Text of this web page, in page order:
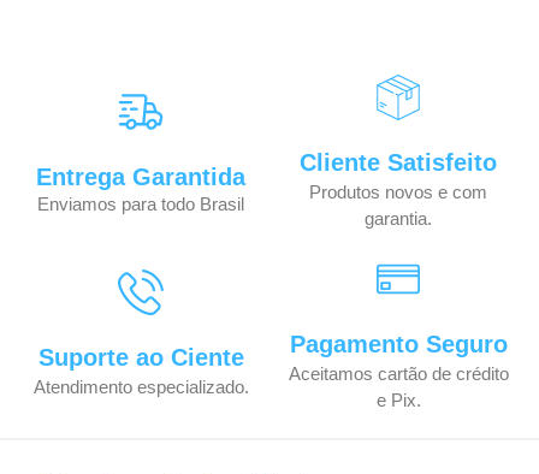
Entrega Garantida
Enviamos para todo Brasil
Cliente Satisfeito
Produtos novos e com
garantia.
Suporte ao Ciente
Atendimento especializado.
Pagamento Seguro
Aceitamos cartão de crédito
e Pix.